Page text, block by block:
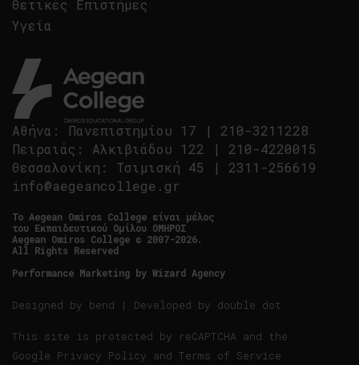
Αθήνα : Πανεπιστημίου 17 | 210-3211228
Πειραιάς : Αλκιβιάδου 122 | 210-4220015
Θεσσαλονίκη : Τσιμισκή 45 | 2311-256619
info@aegeancollege.gr
Tο Aegean Omiros College είναι μέλος
του Εκπαιδευτικού Ομίλου ΟΜΗΡΟΣ
Aegean Omiros College © 2007-2026.
All Rights Reserved
Performance Marketing by Wizard Agency
Designed by bend | Developed by double dot
This site is protected by reCAPTCHA and the
Google Privacy Policy and Terms of Service
Θετικές Επιστήμες
Υγεία